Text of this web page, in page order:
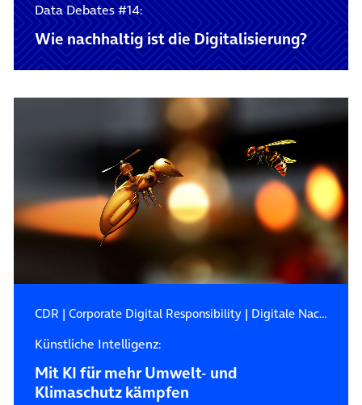
Data Debates #14:
Wie nachhaltig ist die Digitalisierung?
CDR | Corporate Digital Responsibility| Digitale Nachhaltigkeit
Künstliche Intelligenz:
Mit KI für mehr Umwelt- und
Klimaschutz kämpfen